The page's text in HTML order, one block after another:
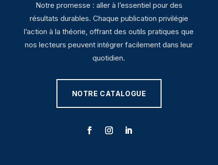
Notre promesse : aller à l’essentiel pour des
résultats durables. Chaque publication privilégie
l’action à la théorie, offrant des outils pratiques que
nos lecteurs peuvent intégrer facilement dans leur
quotidien.
NOTRE CATALOGUE